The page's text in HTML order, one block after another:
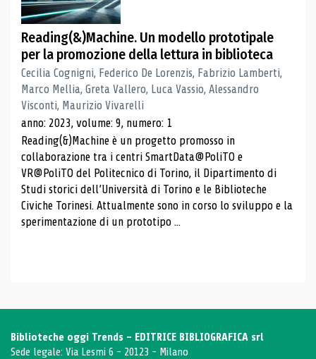
Reading(&)Machine. Un modello prototipale
per la promozione della lettura in biblioteca
Cecilia Cognigni, Federico De Lorenzis, Fabrizio Lamberti,
Marco Mellia, Greta Vallero, Luca Vassio, Alessandro
Visconti, Maurizio Vivarelli
anno: 2023, volume: 9, numero: 1
Reading(&)Machine è un progetto promosso in
collaborazione tra i centri SmartData@PoliTO e
VR@PoliTO del Politecnico di Torino, il Dipartimento di
Studi storici dell’Università di Torino e le Biblioteche
Civiche Torinesi. Attualmente sono in corso lo sviluppo e la
sperimentazione di un prototipo ...
Biblioteche oggi Trends - EDITRICE BIBLIOGRAFICA srl
Sede legale: Via Lesmi 6 - 20123 - Milano